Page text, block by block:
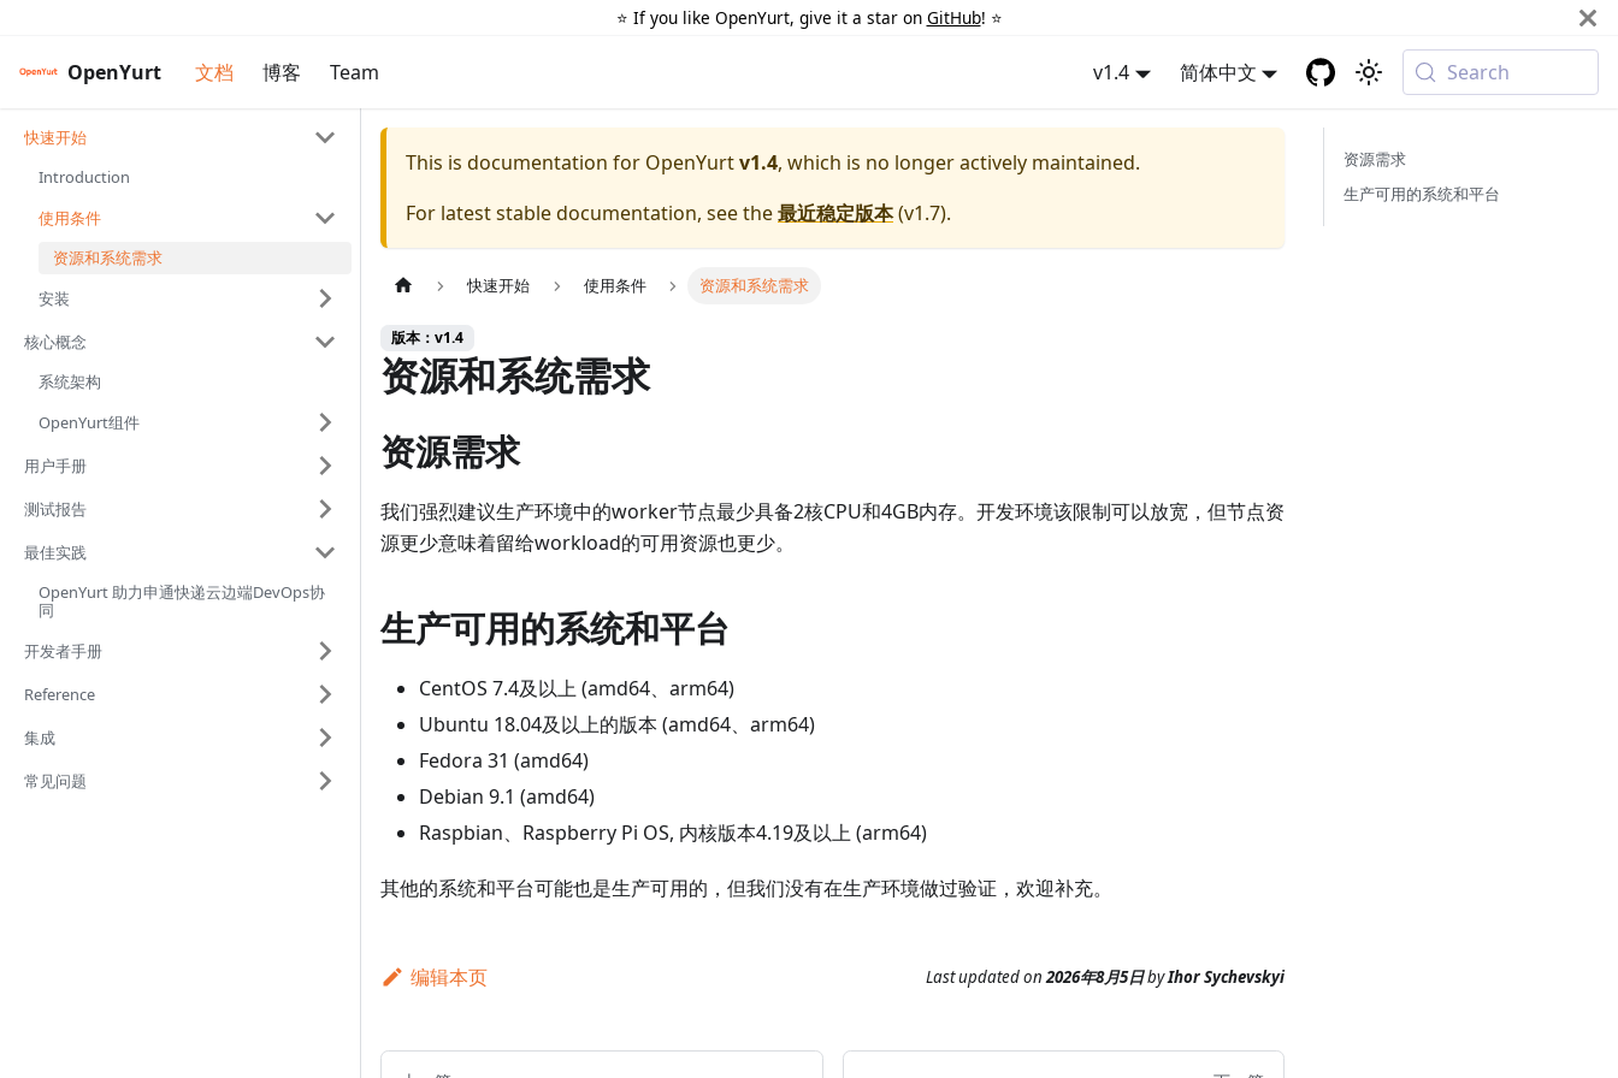
⭐️ If you like OpenYurt, give it a star on GitHub! ⭐️
OpenYurt 文档 博客 Team v1.4 简体中文 Search
快速开始
Introduction
使用条件
资源和系统需求
安装
核心概念
系统架构
OpenYurt组件
用户手册
测试报告
最佳实践
OpenYurt 助力申通快递云边端DevOps协
同
开发者手册
Reference
集成
常见问题
This is documentation for OpenYurtv1.4, which is no longer actively maintained.
For latest stable documentation, see the最近稳定版本(v1.7).
快速开始 使用条件 资源和系统需求
版本：v1.4
资源和系统需求
资源需求
我们强烈建议生产环境中的worker节点最少具备2核CPU和4GB内存。开发环境该限制可以放宽，但节点资
源更少意味着留给workload的可用资源也更少。
生产可用的系统和平台
CentOS 7.4及以上 (amd64、arm64)
Ubuntu 18.04及以上的版本 (amd64、arm64)
Fedora 31 (amd64)
Debian 9.1 (amd64)
Raspbian、Raspberry Pi OS, 内核版本4.19及以上 (arm64)
其他的系统和平台可能也是生产可用的，但我们没有在生产环境做过验证，欢迎补充。
编辑本页 Last updatedon2026年8月5日byIhor Sychevskyi
资源需求
生产可用的系统和平台